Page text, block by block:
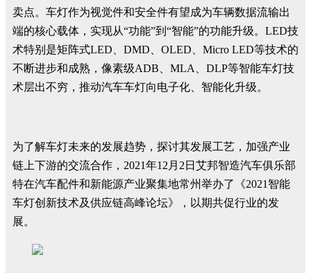
卖点。车灯作为视觉件和安全件有望成为车辆数据流输出
端的核心载体，实现从“功能”到“智能”的功能升级。LED技
术特别是矩阵式LED、DMD、OLED、Micro LED等技术的
不断进步和成熟，像素级ADB、MLA、DLP等智能车灯技
术层出不穷，推动汽车车灯向电子化、智能化升级。
为了解车灯未来的发展趋势，探讨其发展工艺，加强产业
链上下游的交流合作，2021年12月2日艾邦智造汽车俱乐部
特在汽车配件和新能源产业聚集地常州举办了《2021智能
车灯创新技术及供应链高峰论坛》，以期共促行业的发
展。